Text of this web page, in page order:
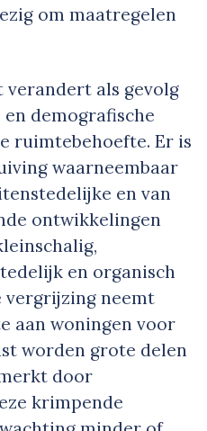
om maatregelen
als gevolg
demografische
ruimtebehoefte. Er is
waarneembaar
en van
ontwikkelingen
en organisch
vergrijzing neemt
aan woningen voor
worden grote delen
door
krimpende